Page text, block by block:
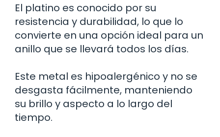
El platino es conocido por su
resistencia y durabilidad, lo que lo
convierte en una opción ideal para un
anillo que se llevará todos los días.
Este metal es hipoalergénico y no se
desgasta fácilmente, manteniendo
su brillo y aspecto a lo largo del
tiempo.